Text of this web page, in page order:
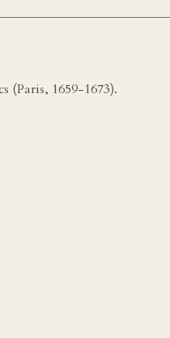
(Paris, 1659-1673).